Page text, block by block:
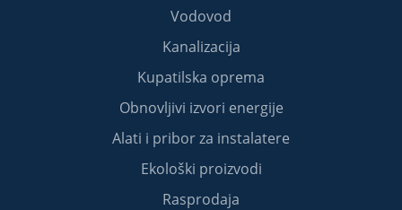
Vodovod
Kanalizacija
Kupatilska oprema
Obnovljivi izvori energije
Alati i pribor za instalatere
Ekološki proizvodi
Rasprodaja